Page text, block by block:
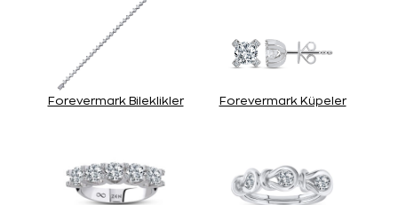
Forevermark Bileklikler Forevermark Küpeler